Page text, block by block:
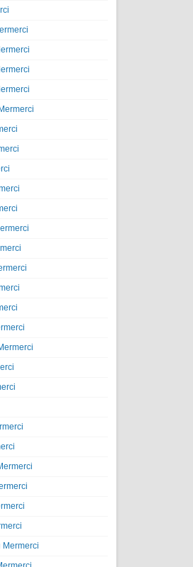
Mermerci